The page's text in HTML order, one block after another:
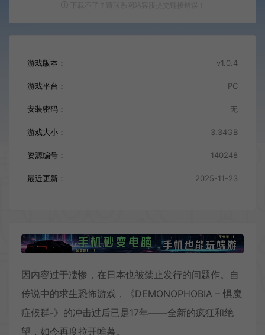
游戏版本： v1.0.4
游戏平台： PC
安装密码： 无
游戏大小： 3.34GB
资源编号： 140248
最近更新： 2025-11-23
因内容过于凄惨，在日本也被禁止发行的问题作。自
传说中的求生恐怖游戏，《DEMONOPHOBIA – 惧魔
症候群-》的冲击过后已是17年——全新的疯狂和绝
望，如今再度拉开帷幕。